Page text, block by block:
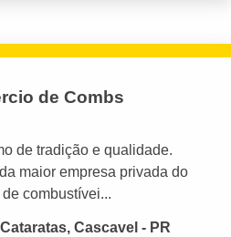
de Combs
de tradição e qualidade.
maior empresa privada do
combustívei...
Cascavel - PR